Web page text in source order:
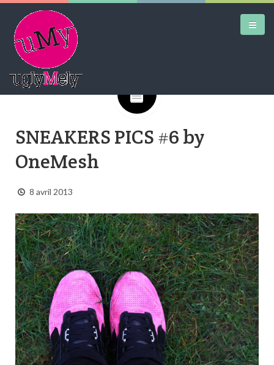
AIRTRAINERPEDIA
STREET ART
CONTACT
Google+
SNEAKERS PICS #6 by
OneMesh
8 avril 2013